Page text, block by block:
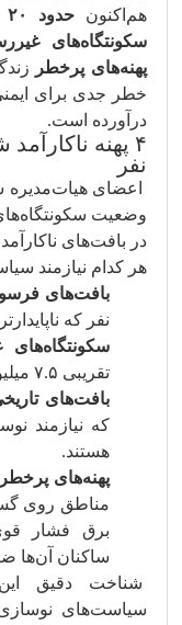
هم‌اکنون
سکونتگاه‌های
پهنه‌های پرخطر
خطر جدی برای
درآورده است.
نفر
اعضای هیات‌مدیره
وضعیت
در بافت‌های
هر کدام نیازمند
بافت‌های
نفر که
تقریبی ۷.۵ میلیون نفر.
بافت‌های
که نیازمند
هستند.
پهنه‌های
مناطق روی
برق فشار
ساکنان آن‌ها
شناخت دقیق
سیاست‌های